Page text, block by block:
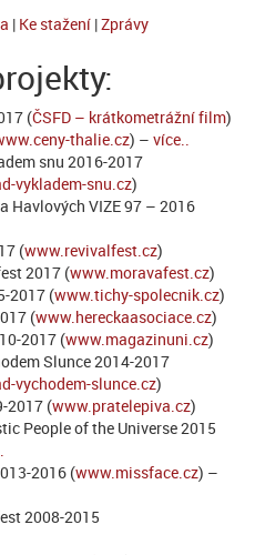
| Ke stažení |Zprávy
(ČSFD – krátkometrážní film)
thalie.cz) – více..
snu 2016-2017
vykladem-snu.cz)
Havlových VIZE 97 – 2016
(www.revivalfest.cz)
2017 (www.moravafest.cz)
2017 (www.tichy-spolecnik.cz)
(www.hereckaasociace.cz)
2017 (www.magazinuni.cz)
Slunce 2014-2017
vychodem-slunce.cz)
2017 (www.pratelepiva.cz)
People of the Universe 2015
2016 (www.missface.cz) –
2008-2015